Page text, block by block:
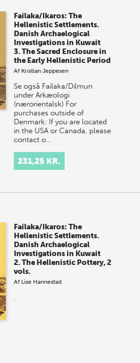
Failaka/Ikaros: The
Hellenistic Settlements.
Danish Archaelogical
Investigations in Kuwait
3. The Sacred Enclosure in
the Early Hellenistic Period
Af Kristian Jeppesen
Se også Failaka/Dilmun
under Arkæologi
(nærorientalsk) For
purchases outside of
Denmark: If you are located
in the USA or Canada, please
contact o…
231,25 KR.
Failaka/Ikaros: The
Hellenistic Settlements.
Danish Archaelogical
Investigations in Kuwait
2. The Hellenistic Pottery, 2
vols.
Af Lise Hannestad
.